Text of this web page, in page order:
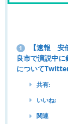
1
【速報 安
良市で演説中
について
共有:
いいね:
関連